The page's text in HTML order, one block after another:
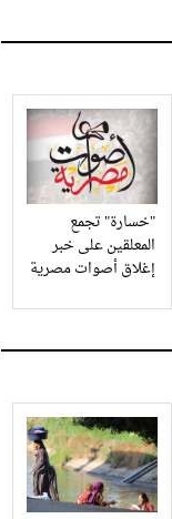
"خسارة" تجمع
المعلقين على خبر
إغلاق أصوات مصرية